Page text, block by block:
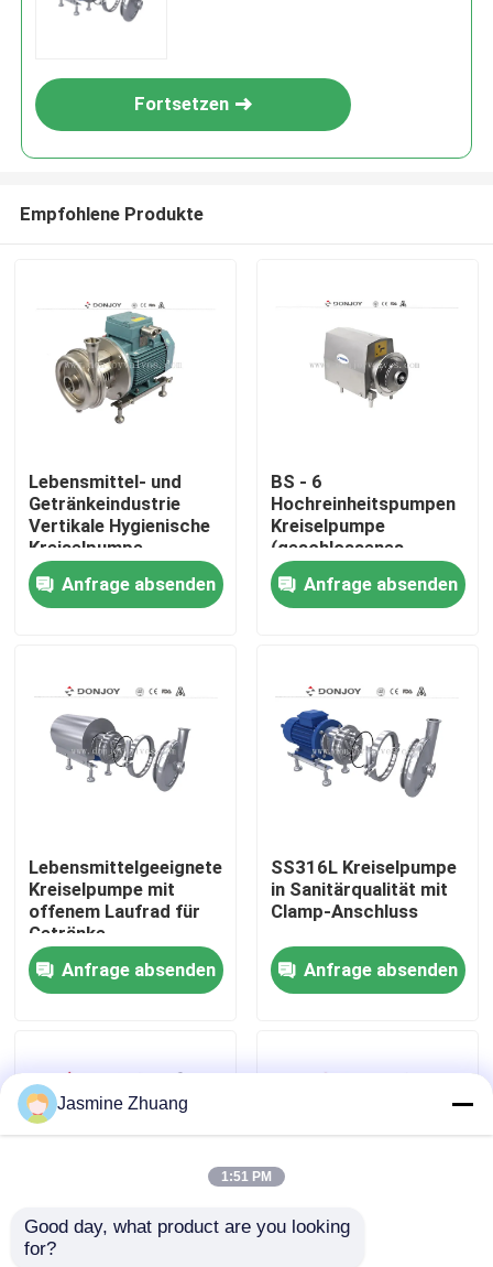
Produkte
Videos
Werksbesichtigung
Qualitätskontrolle
Neuigkeiten
Gesundheitliches Membranventil
Fortsetzen
Empfohlene Produkte
Lebensmittel- und
Getränkeindustrie
Vertikale Hygienische
Kreiselpumpe
Anfrage absenden
BS - 6
Hochreinheitspumpen
Kreiselpumpe
(geschlossenes
Laufrad) zur
Flüssigkeitskontrolle
Anfrage absenden
Lebensmittelgeeignete
Kreiselpumpe mit
offenem Laufrad für
Getränke
Anfrage absenden
SS316L Kreiselpumpe
in Sanitärqualität mit
Clamp-Anschluss
Anfrage absenden
Sonnenblumenöl-
Jasmine Zhuang
1:51 PM
Good day, what product are you looking
for?